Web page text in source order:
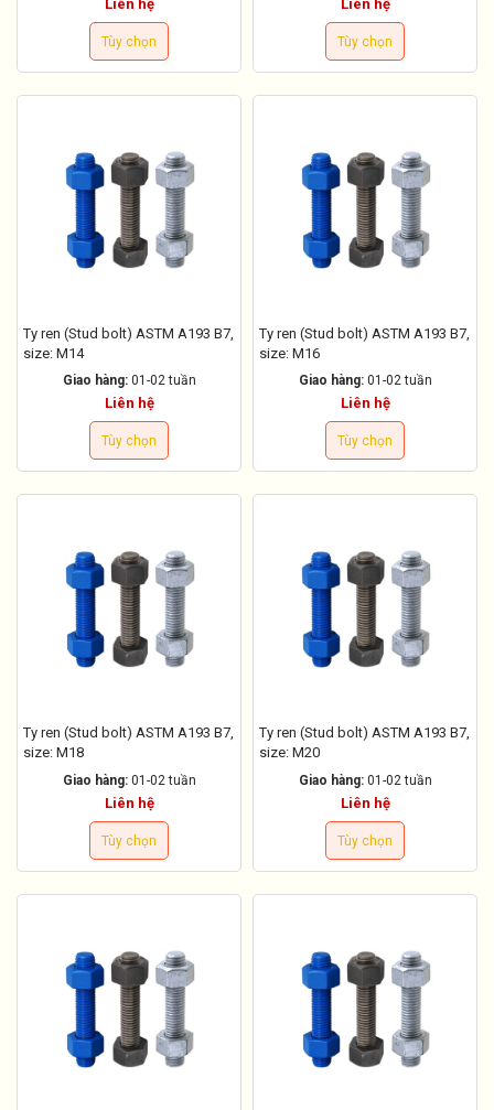
Liên hệ
Tùy chọn
Liên hệ
Tùy chọn
Ty ren (Stud bolt) ASTM A193 B7,
size: M14
Giao hàng: 01-02 tuần
Liên hệ
Tùy chọn
Ty ren (Stud bolt) ASTM A193 B7,
size: M16
Giao hàng: 01-02 tuần
Liên hệ
Tùy chọn
Ty ren (Stud bolt) ASTM A193 B7,
size: M18
Giao hàng: 01-02 tuần
Liên hệ
Tùy chọn
Ty ren (Stud bolt) ASTM A193 B7,
size: M20
Giao hàng: 01-02 tuần
Liên hệ
Tùy chọn